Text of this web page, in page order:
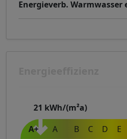
Energieverb.
A+ A B C D E
21 kWh/(m²a)